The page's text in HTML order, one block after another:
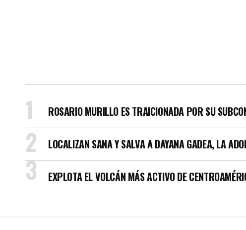
ROSARIO MURILLO ES TRAICIONADA POR SU
LOCALIZAN SANA Y SALVA A DAYANA GADEA, LA
EXPLOTA EL VOLCÁN MÁS ACTIVO DE